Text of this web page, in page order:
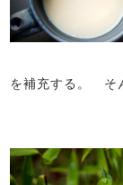
を補充する。 そ